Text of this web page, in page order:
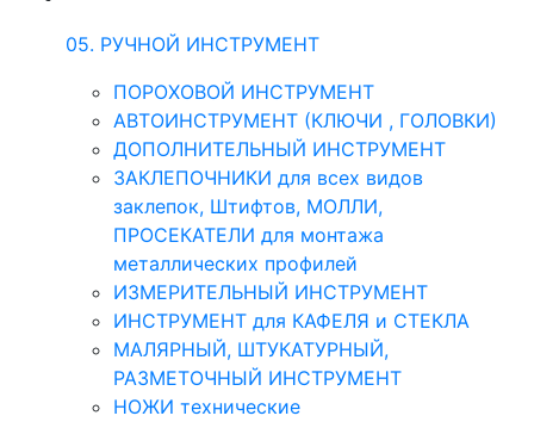
05. РУЧНОЙ ИНСТРУМЕНТ
ПОРОХОВОЙ ИНСТРУМЕНТ
АВТОИНСТРУМЕНТ (КЛЮЧИ , ГОЛОВКИ)
ДОПОЛНИТЕЛЬНЫЙ ИНСТРУМЕНТ
ЗАКЛЕПОЧНИКИ для всех видов
заклепок, Штифтов, МОЛЛИ,
ПРОСЕКАТЕЛИ для монтажа
металлических профилей
ИЗМЕРИТЕЛЬНЫЙ ИНСТРУМЕНТ
ИНСТРУМЕНТ для КАФЕЛЯ и СТЕКЛА
МАЛЯРНЫЙ, ШТУКАТУРНЫЙ,
РАЗМЕТОЧНЫЙ ИНСТРУМЕНТ
НОЖИ технические